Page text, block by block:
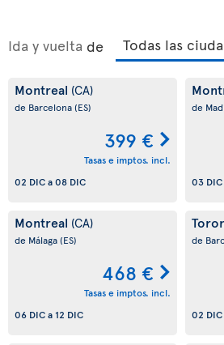
Ida y vuelta de
Montreal (CA)
de Barcelona(ES)
399 €
Tasas e imptos. incl.
02 DICa08 DIC
de
03 DIC
Montreal (CA)
de Málaga(ES)
468 €
Tasas e imptos. incl.
06 DICa 12 DIC
de
02 DIC